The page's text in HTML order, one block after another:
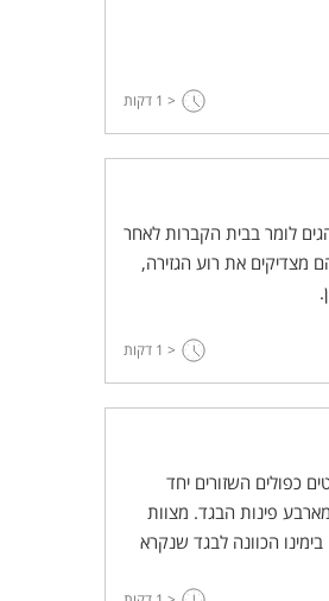
< 1 דקות
לומר בבית הקברות לאחר
מצדיקים את רוע הגזירה,
< 1 דקות
כפולים השזורים יחד
פינות הבגד. מצוות
הכוונה לבגד שנקרא